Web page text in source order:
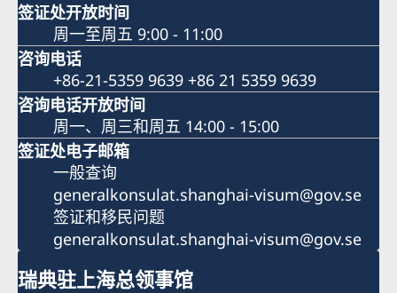
签证处开放时间
周一至周五 9:00 - 11:00
咨询电话
+86-21-5359 9639 +86 21 5359 9639
咨询电话开放时间
周一、周三和周五 14:00 - 15:00
签证处电子邮箱
一般查询
generalkonsulat.shanghai-visum@gov.se
签证和移民问题
generalkonsulat.shanghai-visum@gov.se
瑞典驻上海总领事馆